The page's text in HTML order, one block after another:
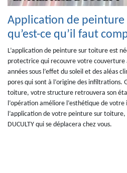
Application de peinture
qu’est-ce qu’il faut
L’application de peinture sur toiture est
protectrice qui recouvre votre couverture
années sous l’effet du soleil et des aléas
pores qui sont à l’origine des infiltrations.
toiture, votre structure retrouvera son
l’opération améliore l’esthétique de
l’application de votre peinture sur toiture,
DUCULTY qui se déplacera chez vous.